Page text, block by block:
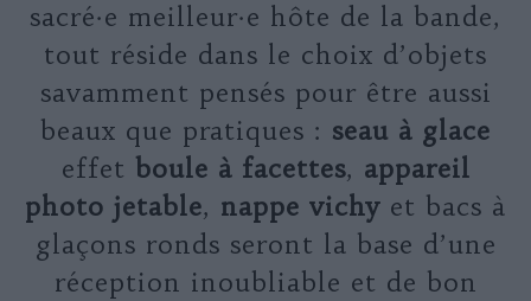
sacré·e meilleur·e hôte de la bande,
tout réside dans le choix d’objets
savamment pensés pour être aussi
beaux que pratiques : seau à glace
effet boule à facettes, appareil
photo jetable, nappe vichy et bacs à
glaçons ronds seront la base d’une
réception inoubliable et de bon